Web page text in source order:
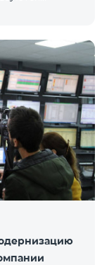
услуг
который с
(кодом
91 и более
Исходя из